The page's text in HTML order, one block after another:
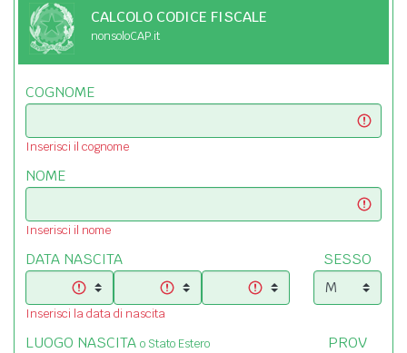
CALCOLO CODICE FISCALE
nonsoloCAP.it
COGNOME
Inserisci il cognome
NOME
Inserisci il nome
DATA NASCITA
Inserisci la data di nascita
SESSO
LUOGO NASCITA o Stato Estero PROV